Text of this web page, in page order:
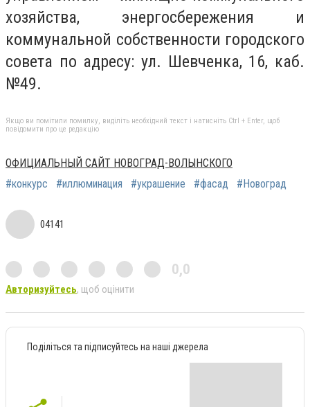
хозяйства, энергосбережения и
коммунальной собственности городского
совета по адресу: ул. Шевченка, 16, каб.
№49.
Якщо ви помітили помилку, виділіть необхідний текст і натисніть Ctrl + Enter, щоб
повідомити про це редакцію
ОФИЦИАЛЬНЫЙ САЙТ НОВОГРАД-ВОЛЫНСКОГО
#конкурс
#иллюминация #украшение #фасад #Новоград
04141
0,0
Авторизуйтесь, щоб оцінити
Поділіться та підписуйтесь на наші джерела